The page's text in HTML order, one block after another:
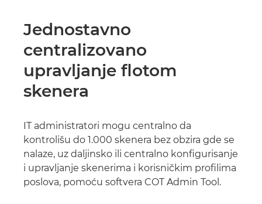
Jednostavno
centralizovano
upravljanje flotom
skenera
IT administratori mogu centralno da
kontrolišu do 1.000 skenera bez obzira gde se
nalaze, uz daljinsko ili centralno konfigurisanje
i upravljanje skenerima i korisničkim profilima
poslova, pomoću softvera COT Admin Tool.